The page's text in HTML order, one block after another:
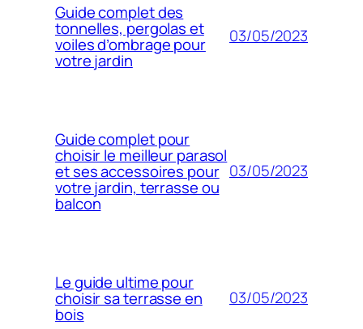
Guide complet des
tonnelles, pergolas et
voiles d’ombrage pour
votre jardin
03/05/2023
Guide complet pour
choisir le meilleur parasol
et ses accessoires pour
votre jardin, terrasse ou
balcon
03/05/2023
Le guide ultime pour
choisir sa terrasse en
bois
03/05/2023